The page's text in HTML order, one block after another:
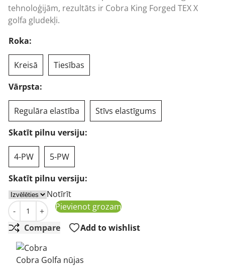
tehnoloģijām, rezultāts ir Cobra King Forged TEX X
golfa gludekļi.
Roka:
Kreisā
Tiesības
Vārpsta:
Regulāra elastība
Stīvs elastīgums
Skatīt pilnu versiju:
4-PW
5-PW
Skatīt pilnu versiju:
Notīrīt
-
Cobra King Forged TEC X golfa gludekļi, tērauds
+
Pievienot grozam
Compare
Add to wishlist
Cobra Golfa nūjas